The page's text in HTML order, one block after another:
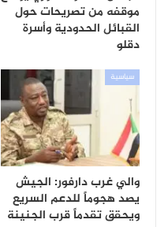
موقفه من تصريحات حول
القبائل الحدودية وأسرة
دقلو
سياسية
والي غرب دارفور: الجيش
يصد هجوماً للدعم السريع
ويحقق تقدماً قرب الجنينة